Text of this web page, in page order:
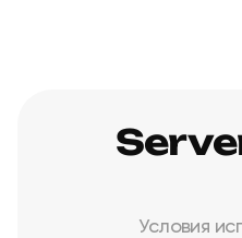
Условия